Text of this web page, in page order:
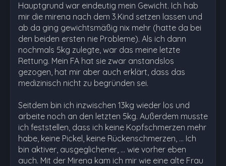
Hauptgrund war eindeutig mein Gewicht. Ich hab
mir die mirena nach dem 3.Kind setzen lassen und
ab da ging gewichtsmäßig nix mehr (hatte da bei
den beiden ersten nie Probleme). Als ich dann
nochmals 5kg zulegte, war das meine letzte
Rettung. Mein FA hat sie zwar anstandslos
gezogen, hat mir aber auch erklärt, dass das
medizinisch nicht zu begründen sei.
Seitdem bin ich inzwischen 13kg wieder los und
arbeite noch an den letzten 5kg. Außerdem musste
ich feststellen, dass ich keine Kopfschmerzen mehr
habe, keine Pickel, keine Rückenschmerzen, ... Ich
bin aktiver, ausgeglichener, ... wie vorher eben
auch. Mit der Mirena kam ich mir wie eine alte Frau